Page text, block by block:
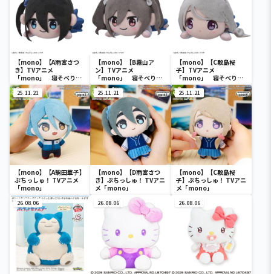
【mono】【A雨宮さつ
き】TVアニメ
「mono」 寝そべり
ぬいぐるみ（EX）
【mono】【B霧山ア
ン】TVアニメ
「mono」 寝そべり
ぬいぐるみ（EX）
【mono】【C敷島桜
子】TVアニメ
「mono」 寝そべり
ぬいぐるみ（EX）
25.11.21
【mono】【A駒田華子】
ぷちっしゅ！ TVアニメ
「mono」
25.11.21
【mono】【D雨宮さつ
き】ぷちっしゅ！ TVアニ
メ「mono」
25.11.21
【mono】【C敷島桜
子】ぷちっしゅ！ TVアニ
メ「mono」
26.08.06 26.08.06 26.08.06